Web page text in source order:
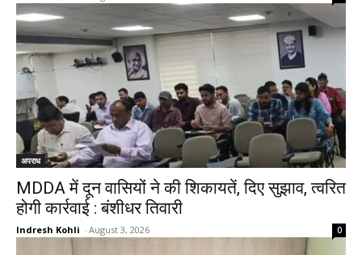
अपराध
MDDA में दून वासियों ने की शिकायतें, दिए सुझाव, त्वरित
होगी कार्रवाई : बंशीधर तिवारी
Indresh Kohli - August 3, 2026 0